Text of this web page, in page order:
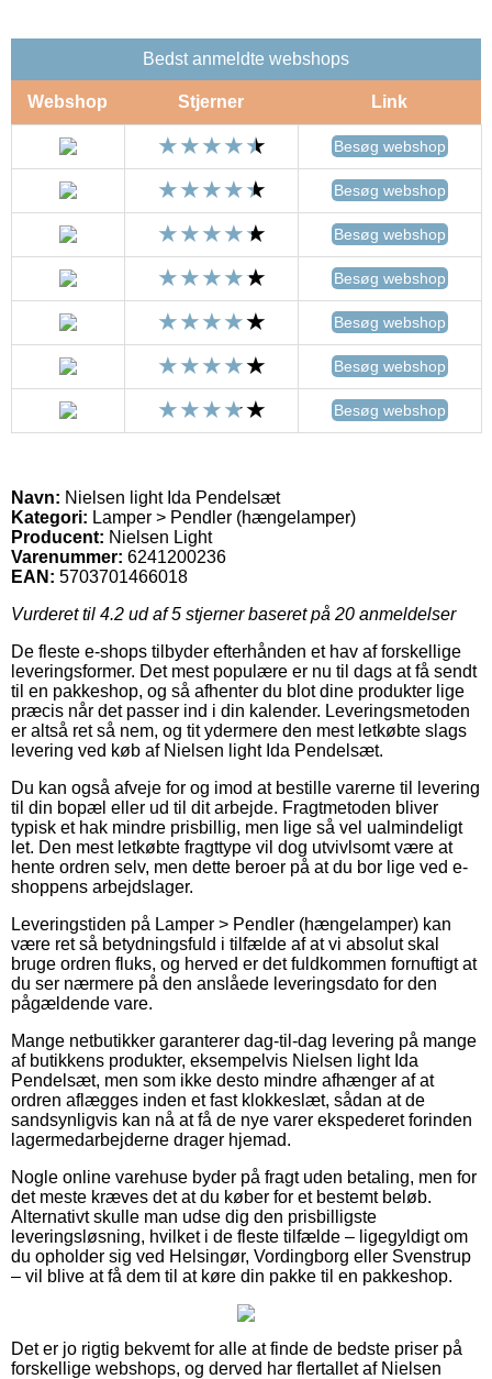
Bedst anmeldte webshops
Webshop Stjerner Link
Besøg webshop
Besøg webshop
Besøg webshop
Besøg webshop
Besøg webshop
Besøg webshop
Besøg webshop
Navn: Nielsen light Ida Pendelsæt
Kategori: Lamper > Pendler (hængelamper)
Producent: Nielsen Light
Varenummer: 6241200236
EAN: 5703701466018
Vurderet til 4.2 ud af 5 stjerner baseret på 20 anmeldelser
De fleste e-shops tilbyder efterhånden et hav af forskellige
leveringsformer. Det mest populære er nu til dags at få sendt
til en pakkeshop, og så afhenter du blot dine produkter lige
præcis når det passer ind i din kalender. Leveringsmetoden
er altså ret så nem, og tit ydermere den mest letkøbte slags
levering ved køb af Nielsen light Ida Pendelsæt.
Du kan også afveje for og imod at bestille varerne til levering
til din bopæl eller ud til dit arbejde. Fragtmetoden bliver
typisk et hak mindre prisbillig, men lige så vel ualmindeligt
let. Den mest letkøbte fragttype vil dog utvivlsomt være at
hente ordren selv, men dette beroer på at du bor lige ved e-
shoppens arbejdslager.
Leveringstiden på Lamper > Pendler (hængelamper) kan
være ret så betydningsfuld i tilfælde af at vi absolut skal
bruge ordren fluks, og herved er det fuldkommen fornuftigt at
du ser nærmere på den anslåede leveringsdato for den
pågældende vare.
Mange netbutikker garanterer dag-til-dag levering på mange
af butikkens produkter, eksempelvis Nielsen light Ida
Pendelsæt, men som ikke desto mindre afhænger af at
ordren aflægges inden et fast klokkeslæt, sådan at de
sandsynligvis kan nå at få de nye varer ekspederet forinden
lagermedarbejderne drager hjemad.
Nogle online varehuse byder på fragt uden betaling, men for
det meste kræves det at du køber for et bestemt beløb.
Alternativt skulle man udse dig den prisbilligste
leveringsløsning, hvilket i de fleste tilfælde – ligegyldigt om
du opholder sig ved Helsingør, Vordingborg eller Svenstrup
– vil blive at få dem til at køre din pakke til en pakkeshop.
Det er jo rigtig bekvemt for alle at finde de bedste priser på
forskellige webshops, og derved har flertallet af Nielsen